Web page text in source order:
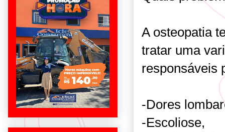
A osteopatia
tratar uma
responsáveis
-Dores
-Escoliose,